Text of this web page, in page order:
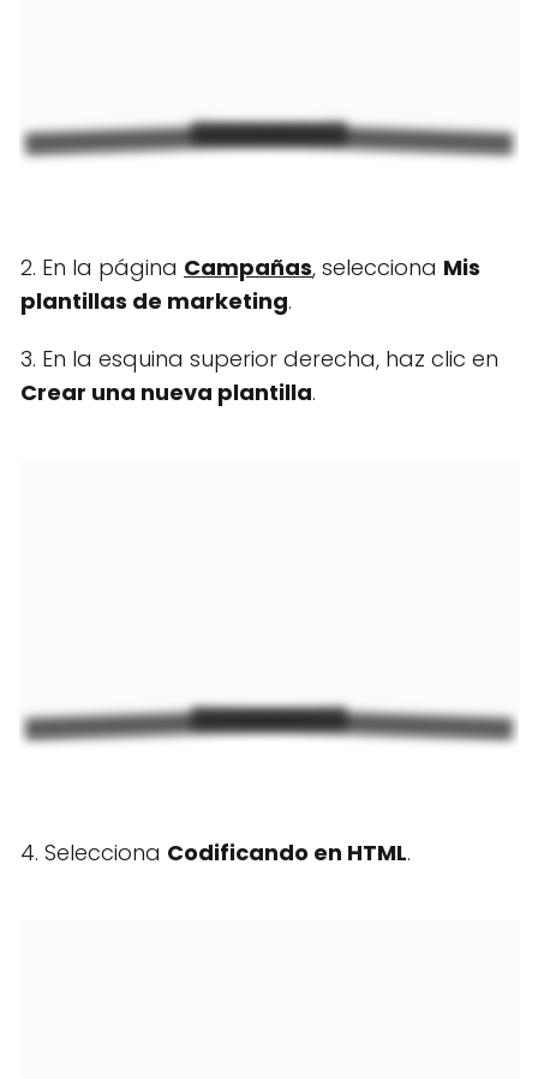
2. En la página Campañas, selecciona Mis
plantillas de marketing.
3. En la esquina superior derecha, haz clic en
Crear una nueva plantilla.
4. Selecciona Codificando en HTML.